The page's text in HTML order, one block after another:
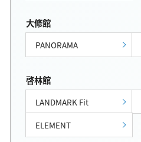
大修館
PANORAMA
啓林館
LANDMARK Fit
ELEMENT